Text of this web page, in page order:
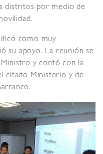
distritos por medio de
como muy
su apoyo. La reunión se
y contó con la
citado Ministerio y de